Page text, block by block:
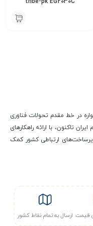
tribe-pk EG2030C
در خط مقدم تحولات فناوری
تاکنون، با ارائه راهکارهای
ارتباطی کشور کمک
قیمت ارسال به تمام نقاط کشور